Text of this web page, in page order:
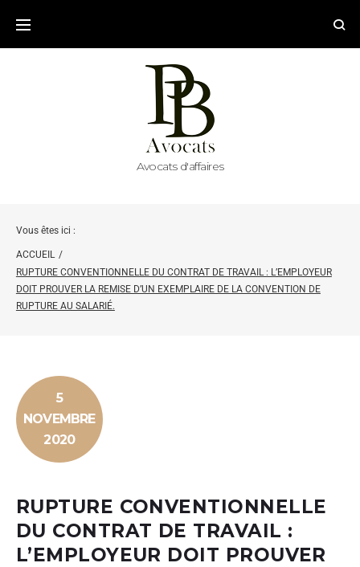
Avocats d'affaires
Vous êtes ici :
ACCUEIL /
RUPTURE CONVENTIONNELLE DU CONTRAT DE TRAVAIL : L’EMPLOYEUR
DOIT PROUVER LA REMISE D’UN EXEMPLAIRE DE LA CONVENTION DE
RUPTURE AU SALARIÉ.
5
NOVEMBRE
2020
RUPTURE CONVENTIONNELLE
DU CONTRAT DE TRAVAIL :
L’EMPLOYEUR DOIT PROUVER